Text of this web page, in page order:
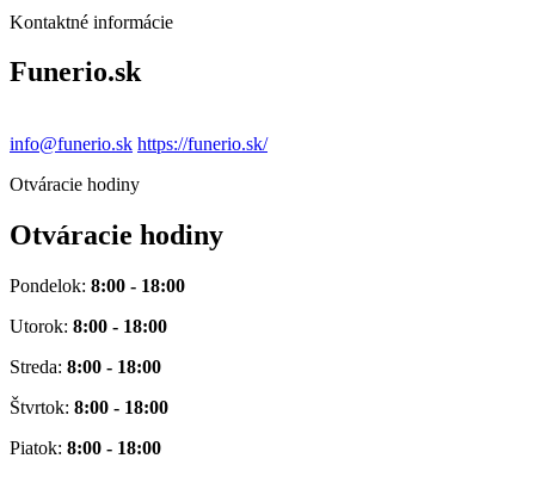
Kontaktné informácie
Funerio.sk
info@funerio.sk https://funerio.sk/
Otváracie hodiny
Otváracie hodiny
Pondelok: 8:00 - 18:00
Utorok: 8:00 - 18:00
Streda: 8:00 - 18:00
Štvrtok: 8:00 - 18:00
Piatok: 8:00 - 18:00